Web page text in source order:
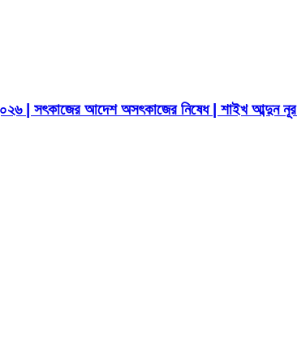
| সৎকাজের আদেশ অসৎকাজের নিষেধ | শাইখ আব্দুন নূর